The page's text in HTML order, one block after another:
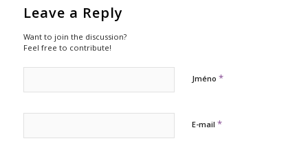
Leave a Reply
Want to join the discussion?
Feel free to contribute!
Jméno *
E-mail *